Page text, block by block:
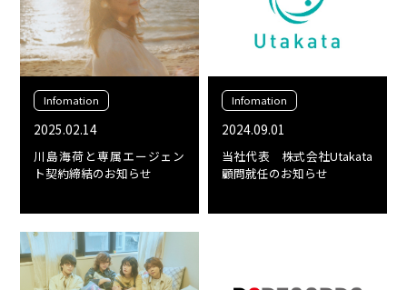
Infomation
2025.02.14
川島海荷と専属エージェン
ト契約締結のお知らせ
Infomation
2024.09.01
当社代表 株式会社Utakata
顧問就任のお知らせ